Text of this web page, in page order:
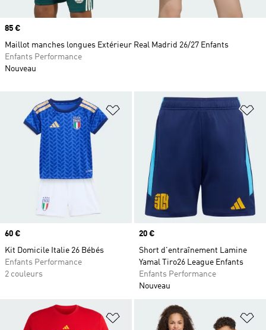
Ajouter à la Liste de produits
Prix
60 €
Kit Domicile Italie 26 Bébés
Enfants Performance
2 couleurs
Prix
20 €
Short d'entraînement Lamine
Yamal Tiro26 League Enfants
Enfants Performance
Nouveau
Ajouter à la Liste de produits
Prix
85 €
Maillot manches longues Extérieur Real Madrid 26/27 Enfants
Enfants Performance
Nouveau